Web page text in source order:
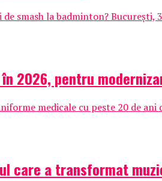
smash la badminton? București,
2026, pentru
medicale cu peste 20 de
care a transformat